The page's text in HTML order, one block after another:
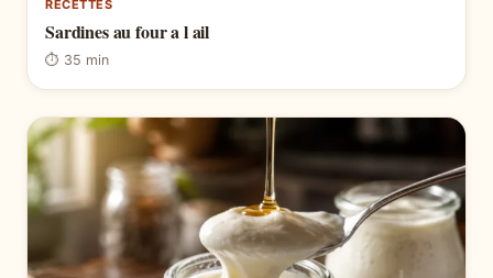
RECETTES
Sardines au four a l ail
⏱ 35 min